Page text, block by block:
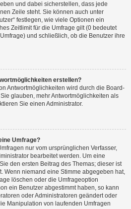
und dabei sicherstellen, dass jede
Zeile steht. Sie können auch unter
festlegen, wie viele Optionen ein
Zeitlimit für die Umfrage gilt (0 bedeutet
und schließlich, ob die Benutzer ihre
erstellen?
Antwortmöglichkeiten wird durch die Board-
glauben, mehr Antwortmöglichkeiten als
Sie einen Administrator.
Umfrage?
nur vom ursprünglichen Verfasser,
bearbeitet werden. Um eine
den ersten Beitrag des Themas; dieser ist
Wenn niemand eine Stimme abgegeben hat,
löschen oder die Umfrageoption
ein Benutzer abgestimmt haben, so kann
oder Administratoren geändert oder
Manipulation von laufenden Umfragen